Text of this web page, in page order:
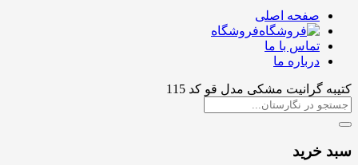
صفحه اصلی
فروشگاه
تماس با ما
درباره ما
کتیبه گرانیت مشکی مدل قو کد 115
سبد خرید